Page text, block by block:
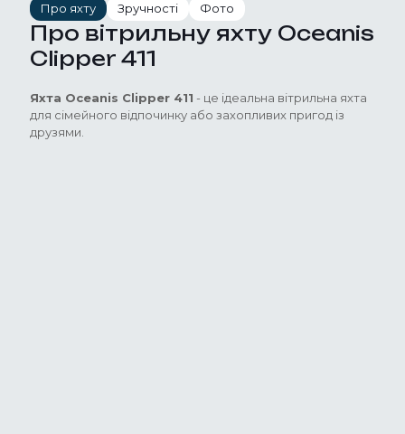
Про яхту Зручності Фото
Про вітрильну яхту Oceanis
Clipper 411
Яхта Oceanis Clipper 411 - це ідеальна вітрильна яхта
для сімейного відпочинку або захопливих пригод із
друзями.